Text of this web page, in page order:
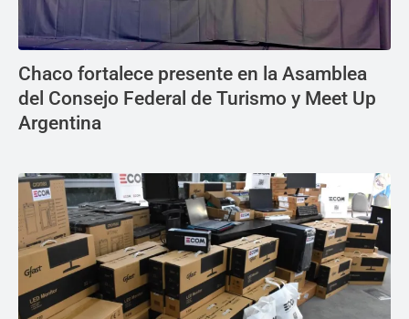
Chaco fortalece presente en la Asamblea
del Consejo Federal de Turismo y Meet Up
Argentina